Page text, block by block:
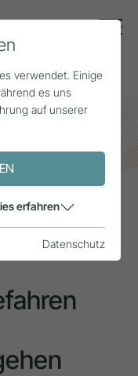
beim
verwendet. Einige
es uns
auf unserer
erfahren
Datenschutz